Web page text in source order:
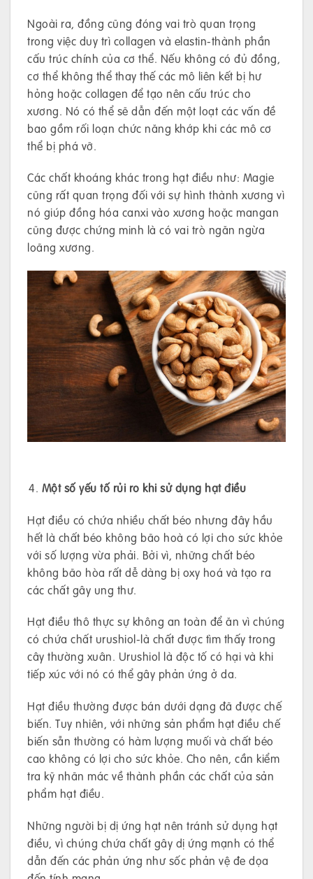
Ngoài ra, đồng cũng đóng vai trò quan trọng
trong việc duy trì collagen và elastin-thành phần
cấu trúc chính của cơ thể. Nếu không có đủ đồng,
cơ thể không thể thay thế các mô liên kết bị hư
hỏng hoặc collagen để tạo nên cấu trúc cho
xương. Nó có thể sẽ dẫn đến một loạt các vấn đề
bao gồm rối loạn chức năng khớp khi các mô cơ
thể bị phá vỡ.
Các chất khoáng khác trong hạt điều như: Magie
cũng rất quan trọng đối với sự hình thành xương vì
nó giúp đồng hóa canxi vào xương hoặc mangan
cũng được chứng minh là có vai trò ngăn ngừa
loãng xương.
Một số yếu tố rủi ro khi sử dụng hạt điều
Hạt điều có chứa nhiều chất béo nhưng đây hầu
hết là chất béo không bão hoà có lợi cho sức khỏe
với số lượng vừa phải. Bởi vì, những chất béo
không bão hòa rất dễ dàng bị oxy hoá và tạo ra
các chất gây ung thư.
Hạt điều thô thực sự không an toàn để ăn vì chúng
có chứa chất urushiol-là chất được tìm thấy trong
cây thường xuân. Urushiol là độc tố có hại và khi
tiếp xúc với nó có thể gây phản ứng ở da.
Hạt điều thường được bán dưới dạng đã được chế
biến. Tuy nhiên, với những sản phẩm hạt điều chế
biến sẵn thường có hàm lượng muối và chất béo
cao không có lợi cho sức khỏe. Cho nên, cần kiểm
tra kỹ nhãn mác về thành phần các chất của sản
phẩm hạt điều.
Những người bị dị ứng hạt nên tránh sử dụng hạt
điều, vì chúng chứa chất gây dị ứng mạnh có thể
dẫn đến các phản ứng như sốc phản vệ đe dọa